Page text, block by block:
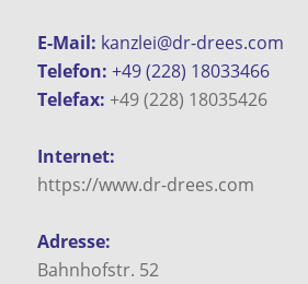
E-Mail: kanzlei@dr-drees.com
Telefon: +49 (228) 18033466
Telefax: +49 (228) 18035426
Internet:
https://www.dr-drees.com
Adresse:
Bahnhofstr. 52